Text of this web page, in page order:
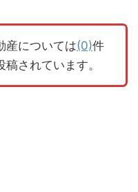
産については(0)件
されています。